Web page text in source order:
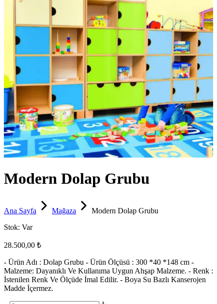
Modern Dolap Grubu
Ana Sayfa Mağaza
Modern Dolap Grubu
Stok: Var
28.500,00 ₺
- Ürün Adı : Dolap Grubu - Ürün Ölçüsü : 300 *40 *148 cm -
Malzeme: Dayanıklı Ve Kullanıma Uygun Ahşap Malzeme. - Renk :
İstenilen Renk Ve Ölçüde İmal Edilir. - Boya Su Bazlı Kanserojen
Madde İçermez.